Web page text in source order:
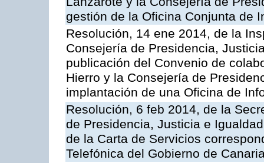
gestión de la Oficina Conjunta de
Resolución, 14 ene 2014, de la
Consejería de Presidencia,
publicación del Convenio de
Hierro y la Consejería de
implantación de una Oficina de
Resolución, 6 feb 2014, de la
de Presidencia, Justicia e
de la Carta de Servicios
Telefónica del Gobierno de